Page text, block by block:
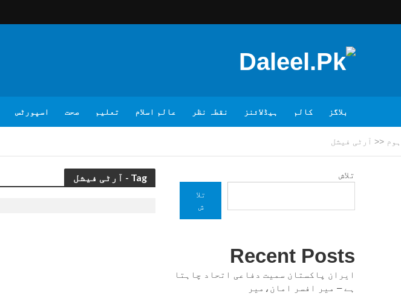
بلاگز کالم ہیڈلائنز نقطہ نظر عالم اسلام تعلیم صحت اسپورٹس
ہوم << آرٹی فیشل
Tag - آرٹی فیشل تلاش
تلا
ش
Recent Posts
ایران پاکستان سمیت دفاعی اتحاد چاہتا
ہے – میر افسر امان،میر